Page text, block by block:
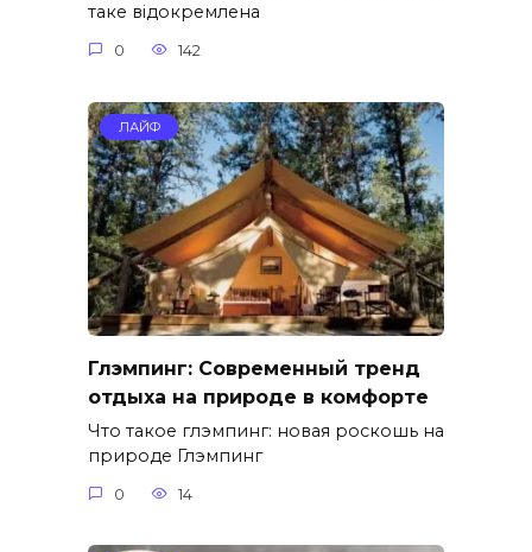
таке відокремлена
0 142
ЛАЙФ
Глэмпинг: Современный тренд
отдыха на природе в комфорте
Что такое глэмпинг: новая роскошь на
природе Глэмпинг
0 14